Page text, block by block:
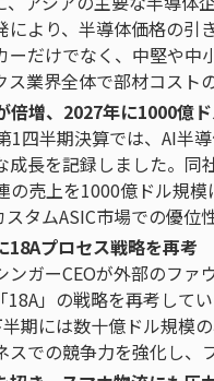
より、半導体価格の引
ーだけでなく、中堅や
業界全体で部材コスト
増、2027年に1000億
四半期決算では、AI半
成長を記録しました。
の売上を1000億ドル規
タムASIC市場での優位
18Aプロセス戦略を再考
ガーCEOが外部のフ
18A」の戦略を再考して
期には数十億ドル規模
での競争力を強化し、